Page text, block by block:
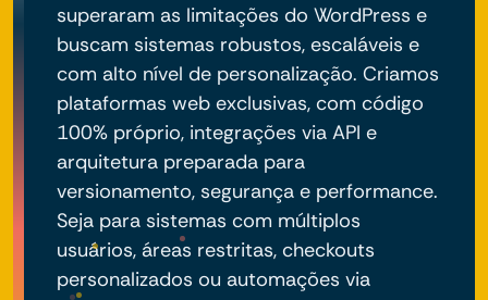
superaram as limitações do WordPress e
buscam sistemas robustos, escaláveis e
com alto nível de personalização. Criamos
plataformas web exclusivas, com código
100% próprio, integrações via API e
arquitetura preparada para
versionamento, segurança e performance.
Seja para sistemas com múltiplos
usuários, áreas restritas, checkouts
personalizados ou automações via